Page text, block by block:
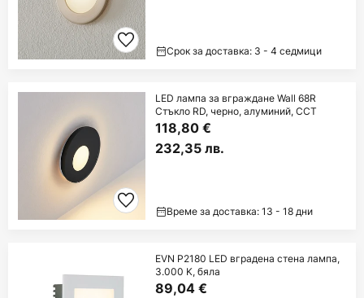
Срок за доставка: 3 - 4 седмици
LED лампа за вграждане Wall 68R
Стъкло RD, черно, алуминий, CCT
118,80 €
232,35 лв.
Време за доставка: 13 - 18 дни
EVN P2180 LED вградена стена лампа,
3.000 K, бяла
89,04 €